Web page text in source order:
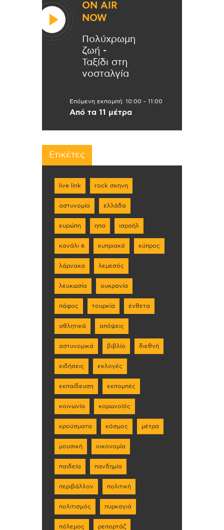
ON AIR
NOW
Πολύχρωμη
ζωή -
Ταξίδι στη
νοσταλγία
Επόμενη εκπομπή: 10:00 - 11:00
Από τα 11 μέτρα
Ετικέτες
live link rock σκηνη
αστυνομία ελλάδα
ευρώπη ηπα ισραήλ
κανάλι 6 κυπριακό κύπρος
λάρνακα λεμεσός
λευκωσία ουκρανία
πάφος τουρκία ένθετα
αθλητικά απόψεις
αστυνομικά βιβλίο διεθνή
ειδήσεις εκλογές
εκπαίδευση εκπομπές
κοινωνία κορωνοϊός
κρούσματα κόσμος μέτρα
μουσική οικονομία
παιδεία πανδημία
περιβάλλον πολιτική
πολιτισμός πυρκαγιά
πόλεμος ρεπορτάζ